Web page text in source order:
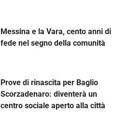
Messina e la Vara, cento anni di
fede nel segno della comunità
Prove di rinascita per Baglio
Scorzadenaro: diventerà un
centro sociale aperto alla città